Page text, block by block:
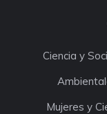
Ciencia y
Mujeres y